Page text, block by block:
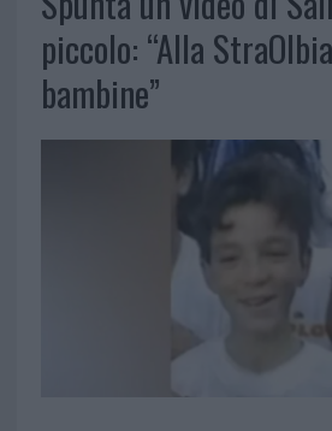
piccolo: “Alla
bambine”